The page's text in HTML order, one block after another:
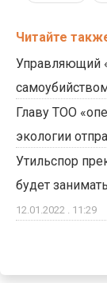
Читайте
Управляющий
Главу ТОО
экологии
Утильспор
будет
12.01.2022 . 11:29